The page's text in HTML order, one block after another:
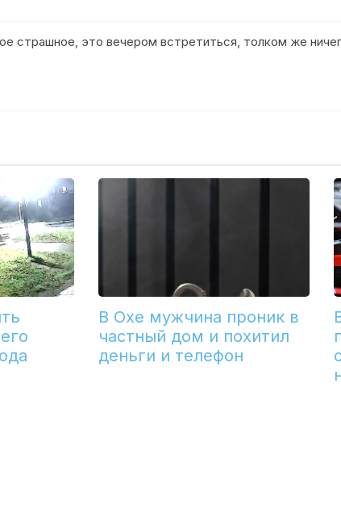
страшное, это вечером встретиться, толком же
В Охе мужчина проник в
частный дом и похитил
деньги и телефон